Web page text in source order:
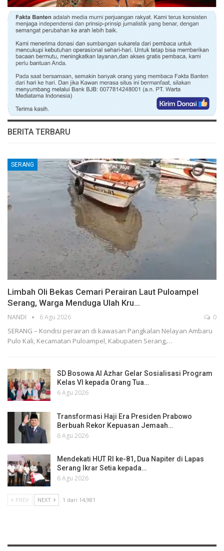
BERITA TERBARU
SERANG
Limbah Oli Bekas Cemari Perairan Laut Puloampel
Serang, Warga Menduga Ulah Kru…
NANDI 6 Agu 2026 0
SERANG – Kondisi perairan di kawasan Pangkalan Nelayan Ambaru
Pulo Kali, Kecamatan Puloampel, Kabupaten Serang,…
SD Bosowa Al Azhar Gelar Sosialisasi Program
Kelas VI kepada Orang Tua…
6 Agu 2026
Transformasi Haji Era Presiden Prabowo
Berbuah Rekor Kepuasan Jemaah…
6 Agu 2026
Mendekati HUT RI ke-81, Dua Napiter di Lapas
Serang Ikrar Setia kepada…
6 Agu 2026
PREV NEXT 1 dari 14,981